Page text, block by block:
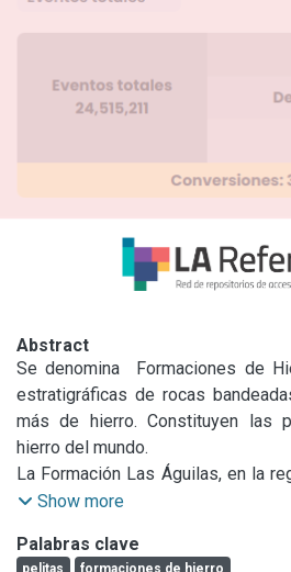
Abstract
Se denomina  Formaciones de
estratigráficas de rocas
más de hierro. Constituyen las
hierro del mundo.
La Formación Las Águilas, en la
niveles pelíticos con contenidos
depósitos con los BIFs de todo el
Show more
Palabras clave
pelitas formaciones de hierro